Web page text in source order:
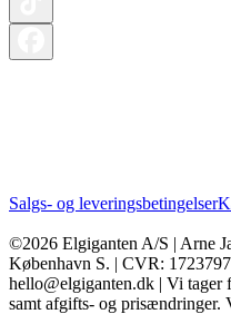
Salgs- og leveringsbetingelser
©2026 Elgiganten A/S | Arne
København S. | CVR:
hello@elgiganten.dk | Vi
samt afgifts- og